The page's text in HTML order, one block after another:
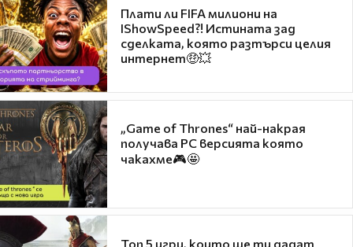
Плати ли FIFA милиони на
IShowSpeed?! Истината зад
сделката, която разтърси целия
интернет🤑💥
„Game of Thrones“ най-накрая
получава PC версията която
чакахме🎮🤩
Топ 5 игри, които ще ти дадат